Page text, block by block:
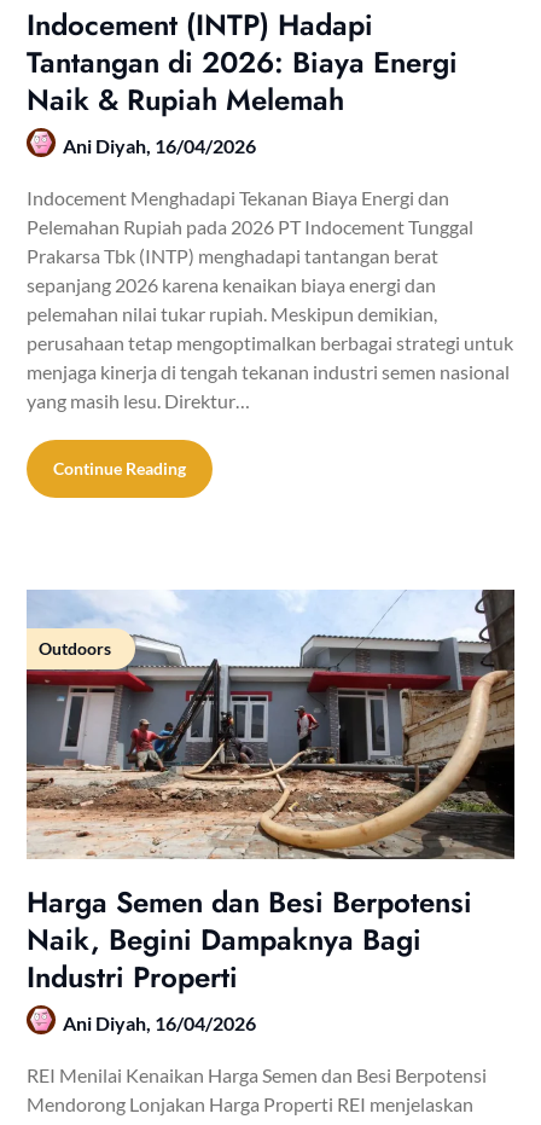
Indocement (INTP) Hadapi
Tantangan di 2026: Biaya Energi
Naik & Rupiah Melemah
Ani Diyah, 16/04/2026
Indocement Menghadapi Tekanan Biaya Energi dan
Pelemahan Rupiah pada 2026 PT Indocement Tunggal
Prakarsa Tbk (INTP) menghadapi tantangan berat
sepanjang 2026 karena kenaikan biaya energi dan
pelemahan nilai tukar rupiah. Meskipun demikian,
perusahaan tetap mengoptimalkan berbagai strategi untuk
menjaga kinerja di tengah tekanan industri semen nasional
yang masih lesu. Direktur…
Continue Reading
Outdoors
Harga Semen dan Besi Berpotensi
Naik, Begini Dampaknya Bagi
Industri Properti
Ani Diyah, 16/04/2026
REI Menilai Kenaikan Harga Semen dan Besi Berpotensi
Mendorong Lonjakan Harga Properti REI menjelaskan